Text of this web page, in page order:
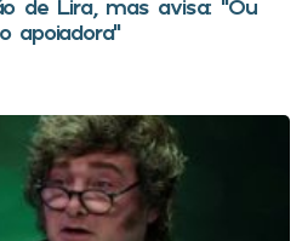
de Lira, mas avisa: “Ou
apoiadora”